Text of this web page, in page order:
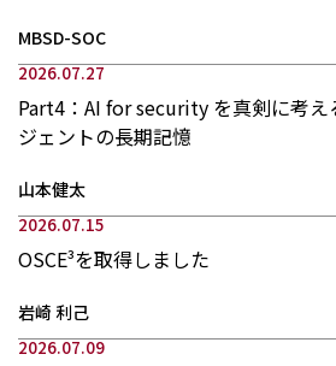
MBSD-SOC
2026.07.27
Part4：AI for security を真剣に考え
ジェントの長期記憶
山本健太
2026.07.15
OSCE³を取得しました
岩崎 利己
2026.07.09